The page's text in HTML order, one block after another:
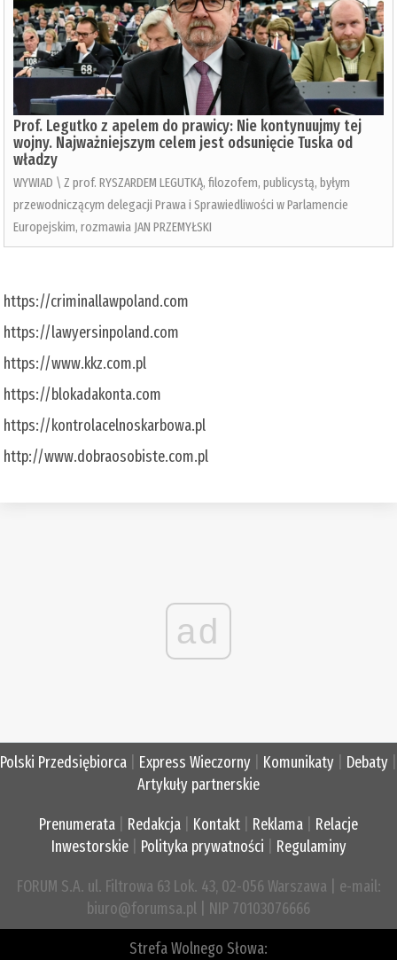
Prof. Legutko z apelem do prawicy: Nie kontynuujmy tej
wojny. Najważniejszym celem jest odsunięcie Tuska od
władzy
WYWIAD \ Z prof. RYSZARDEM LEGUTKĄ, filozofem, publicystą, byłym
przewodniczącym delegacji Prawa i Sprawiedliwości w Parlamencie
Europejskim, rozmawia JAN PRZEMYŁSKI
https://criminallawpoland.com
https://lawyersinpoland.com
https://www.kkz.com.pl
https://blokadakonta.com
https://kontrolacelnoskarbowa.pl
http://www.dobraosobiste.com.pl
ad
Polski Przedsiębiorca Express Wieczorny Komunikaty Debaty
Artykuły partnerskie
Prenumerata Redakcja Kontakt Reklama
Relacje
Inwestorskie| Polityka prywatności Regulaminy
FORUM S.A. ul. Filtrowa 63 Lok. 43, 02-056 Warszawa | e-mail:
biuro@forumsa.pl | NIP 70103076666
Strefa Wolnego Słowa: